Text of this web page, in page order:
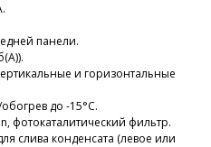
панели.
и горизонтальные
до -15°С.
фотокаталитический фильтр.
слива конденсата (левое или